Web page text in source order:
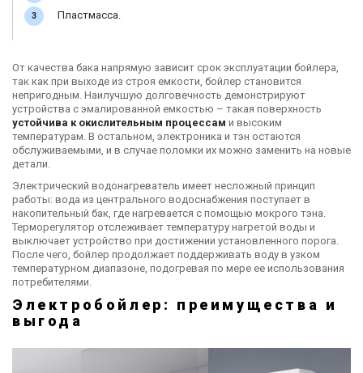
Пластмасса.
От качества бака напрямую зависит срок эксплуатации бойлера,
так как при выходе из строя емкости, бойлер становится
непригодным. Наилучшую долговечность демонстрируют
устройства с эмалированной емкостью – такая поверхность
устойчива к окислительным процессам и высоким
температурам. В остальном, электроника и тэн остаются
обслуживаемыми, и в случае поломки их можно заменить на новые
детали.
Электрический водонагреватель имеет несложный принцип
работы: вода из центрального водоснабжения поступает в
накопительный бак, где нагревается с помощью мокрого тэна.
Терморегулятор отслеживает температуру нагретой воды и
выключает устройство при достижении установленного порога.
После чего, бойлер продолжает поддерживать воду в узком
температурном диапазоне, подогревая по мере ее использования
потребителями.
Электробойлер: преимущества и
выгода